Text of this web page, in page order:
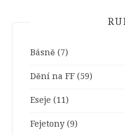
Básně (7)
Dění na FF (59)
Eseje (11)
Fejetony (9)